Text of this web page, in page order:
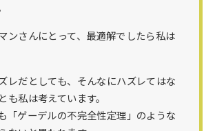
ンさんにとって、最適解でしたら私は
レだとしても、そんなにハズレてはな
も私は考えています。
「ゲーデルの不完全性定理」のような